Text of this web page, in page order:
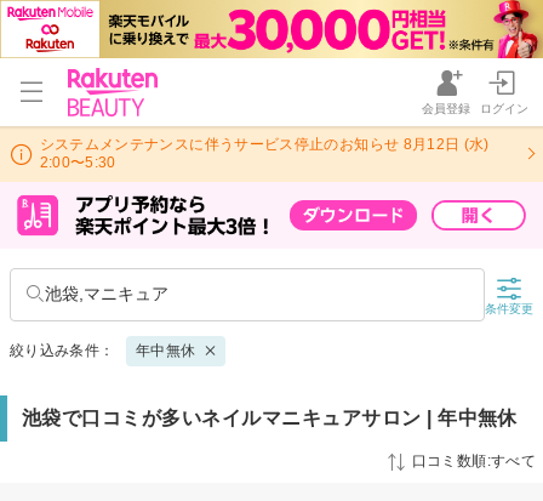
会員登録 ログイン
システムメンテナンスに伴うサービス停止のお知らせ 8月12日 (水)
2:00〜5:30
池袋,マニキュア
条件変更
絞り込み条件： 年中無休
池袋で口コミが多いネイルマニキュアサロン | 年中無休
口コミ数順:すべて